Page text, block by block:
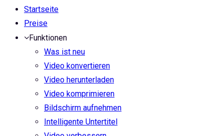
Startseite
Preise
Funktionen
Was ist neu
Video konvertieren
Video herunterladen
Video komprimieren
Bildschirm aufnehmen
Intelligente Untertitel